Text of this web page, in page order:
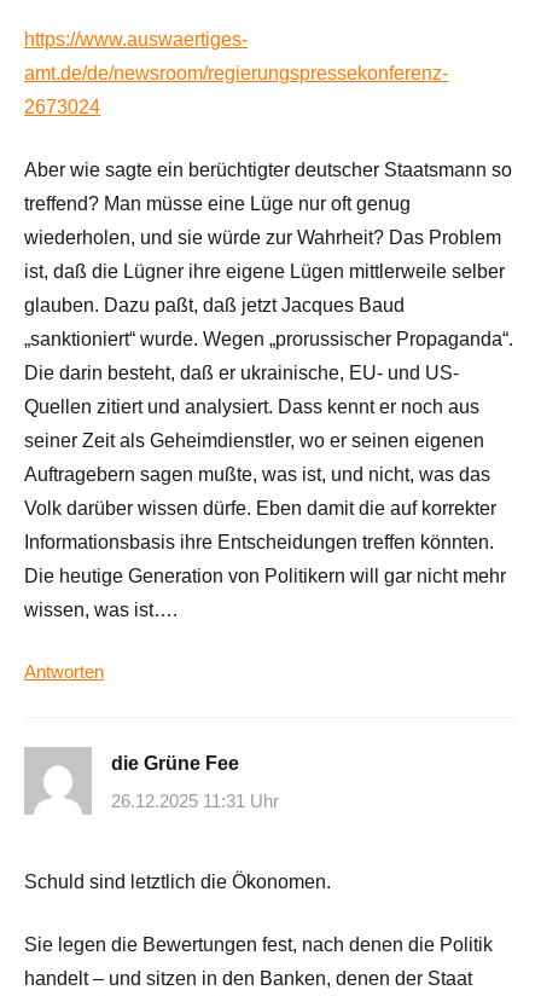
https://www.auswaertiges-
amt.de/de/newsroom/regierungspressekonferenz-
2673024
Aber wie sagte ein berüchtigter deutscher Staatsmann so
treffend? Man müsse eine Lüge nur oft genug
wiederholen, und sie würde zur Wahrheit? Das Problem
ist, daß die Lügner ihre eigene Lügen mittlerweile selber
glauben. Dazu paßt, daß jetzt Jacques Baud
„sanktioniert“ wurde. Wegen „prorussischer Propaganda“.
Die darin besteht, daß er ukrainische, EU- und US-
Quellen zitiert und analysiert. Dass kennt er noch aus
seiner Zeit als Geheimdienstler, wo er seinen eigenen
Auftragebern sagen mußte, was ist, und nicht, was das
Volk darüber wissen dürfe. Eben damit die auf korrekter
Informationsbasis ihre Entscheidungen treffen könnten.
Die heutige Generation von Politikern will gar nicht mehr
wissen, was ist….
Antworten
die Grüne Fee
26.12.2025 11:31 Uhr
Schuld sind letztlich die Ökonomen.
Sie legen die Bewertungen fest, nach denen die Politik
handelt – und sitzen in den Banken, denen der Staat